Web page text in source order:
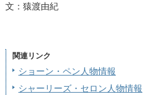
文：猿渡由紀
関連リンク
ショーン・ペン人物情報
シャーリーズ・セロン人物情報